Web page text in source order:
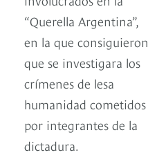
“Querella Argentina”,
en la que consiguieron
que se investigara los
crímenes de lesa
humanidad cometidos
por integrantes de la
dictadura.